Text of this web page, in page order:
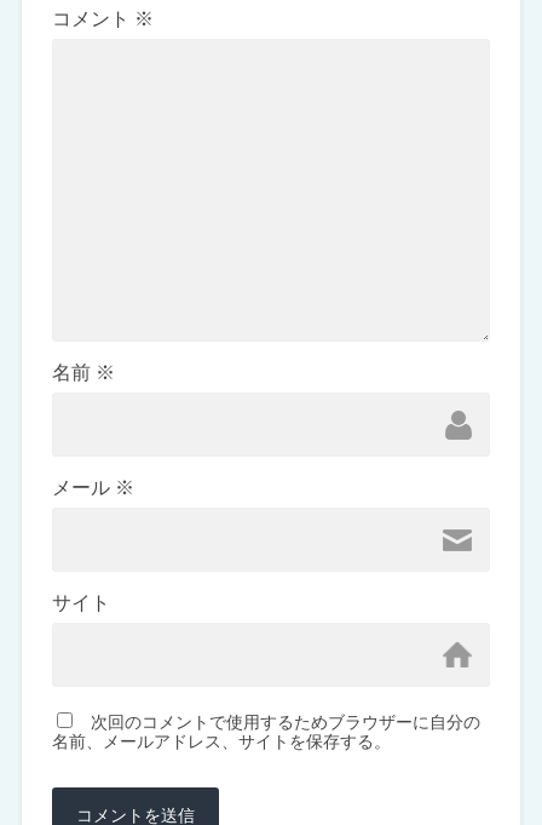
コメント ※
名前 ※
メール ※
サイト
次回のコメントで使用するためブラウザーに自分の
名前、メールアドレス、サイトを保存する。